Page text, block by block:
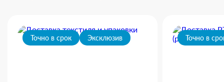
Точно в срок Эксклюзив Точно в